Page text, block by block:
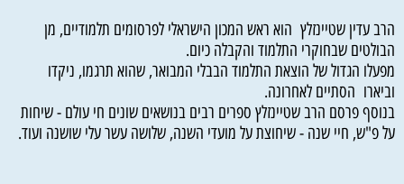
הרב עדין שטיינזלץ הוא ראש המכון הישראלי לפרסומים תלמודיים, מן
הבולטים שבחוקרי התלמוד והקבלה כיום.
מפעלו הגדול של הוצאת התלמוד הבבלי המבואר, שהוא תרגמו, ניקדו
וביארו הסתיים לאחרונה.
בנוסף פרסם הרב שטיינזלץ ספרים רבים בנושאים שונים חי עולם - שיחות
על פ"ש, חיי שנה - שיחוצת על מועדי השנה, שלושה עשר עלי שושנה ועוד.